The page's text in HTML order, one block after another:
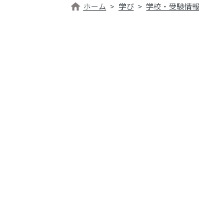
ホーム 学び 学校・受験情報